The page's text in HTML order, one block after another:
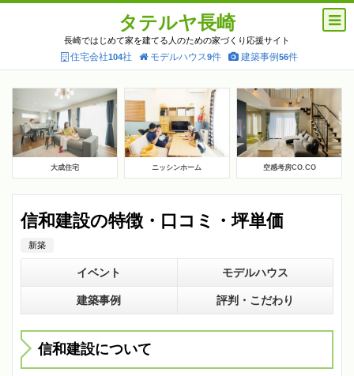
タテルヤ長崎
長崎ではじめて家を建てる人のための家づくり応援サイト
住宅会社104社 モデルハウス9件 建築事例56件
大成住宅 ニッシンホーム 空感考房CO.CO
信和建設の特徴・口コミ・坪単価
新築
イベント モデルハウス
建築事例 評判・こだわり
信和建設について